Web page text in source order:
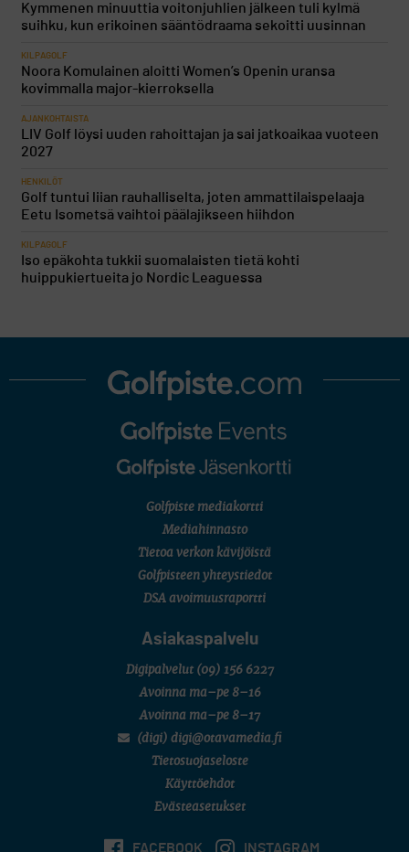
Kymmenen minuuttia voitonjuhlien jälkeen tuli kylmä
suihku, kun erikoinen sääntödraama sekoitti uusinnan
KILPAGOLF
Noora Komulainen aloitti Women’s Openin uransa
kovimmalla major-kierroksella
AJANKOHTAISTA
LIV Golf löysi uuden rahoittajan ja sai jatkoaikaa vuoteen
2027
HENKILÖT
Golf tuntui liian rauhalliselta, joten ammattilaispelaaja
Eetu Isometsä vaihtoi päälajikseen hiihdon
KILPAGOLF
Iso epäkohta tukkii suomalaisten tietä kohti
huippukiertueita jo Nordic Leaguessa
Golfpiste mediakortti
Mediahinnasto
Tietoa verkon kävijöistä
Golfpisteen yhteystiedot
DSA avoimuusraportti
Asiakaspalvelu
Digipalvelut (09) 156 6227
Avoinna ma–pe 8–16
Avoinna ma–pe 8–17
(digi) digi@otavamedia.fi
Tietosuojaseloste
Käyttöehdot
Evästeasetukset
FACEBOOK INSTAGRAM